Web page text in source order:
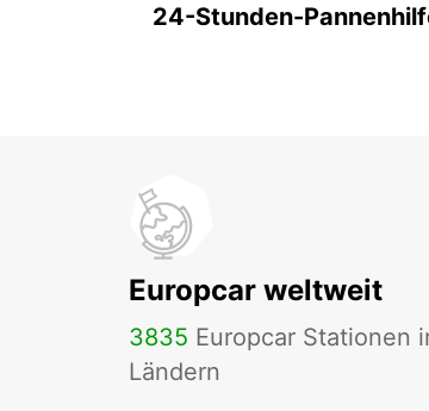
24-Stunden-
Europcar weltweit
3835 Europcar Stationen
Ländern